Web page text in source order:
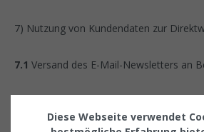
7) Nutzung von Kundendaten zur
7.1 Versand des E-Mail-Newsletters an
Dienstleistungen zur Verfügung gestellt
Diese Webseite verwendet